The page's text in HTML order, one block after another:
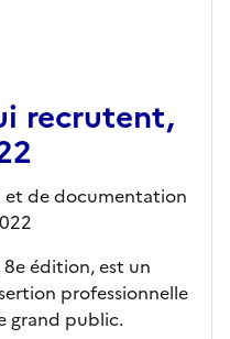
recrutent,
et de documentation
édition, est un
professionnelle
grand public.